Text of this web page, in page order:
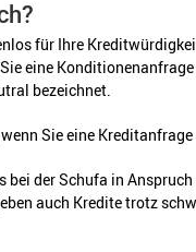
für Ihre
eine
bezeichnet.
Sie eine
der Schufa in
auch Kredite trotz